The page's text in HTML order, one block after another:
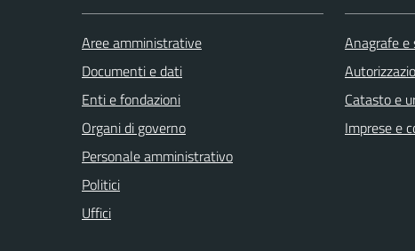
Aree amministrative
Documenti e dati
Enti e fondazioni
Organi di governo
Personale amministrativo
Politici
Uffici
Anagrafe
Catasto e
Imprese e